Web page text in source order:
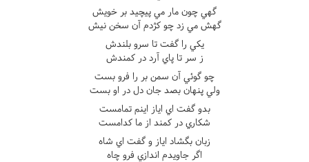
گهي چون مار مي پيچيد بر خويش
گهش مي زد چو کژدم آن سخن نيش
يکي را گفت تا سرو بلندش
ز سر تا پاي آرد در کمندش
چو گوئي آن سمن بر را فرو بست
ولي پنهان بصد جان دل در او بست
بدو گفت اي اياز اينم تمامست
شکاري در کمند از ما کدامست
زبان بگشاد اياز و گفت اي شاه
اگر جاويدم اندازي فرو چاه